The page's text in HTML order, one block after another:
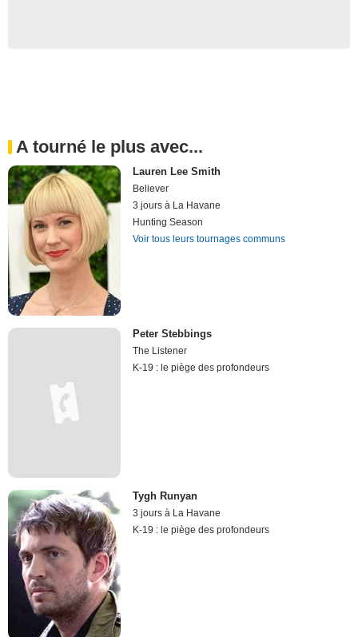
A tourné le plus avec...
Lauren Lee Smith
Believer
3 jours à La Havane
Hunting Season
Voir tous leurs tournages communs
Peter Stebbings
The Listener
K-19 : le piège des profondeurs
Tygh Runyan
3 jours à La Havane
K-19 : le piège des profondeurs